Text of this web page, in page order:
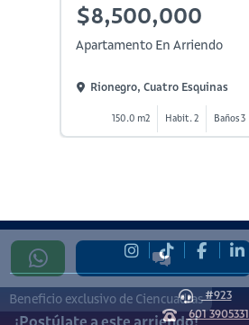
Beneficio exclusivo de Ciencuadras
¡Postúlate a este arriendo!
$8,500,000
Apartamento En Arriendo
Rionegro, Cuatro Esquinas
150.0 m2 Habit. 2 Baños 3
#923
601 3905331